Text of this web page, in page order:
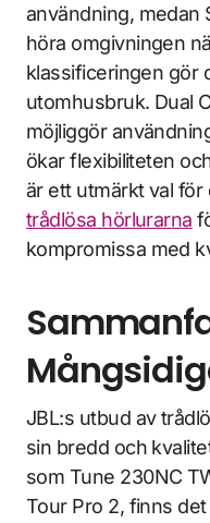
användning, medan
höra omgivningen
klassificeringen gör
utomhusbruk. Dual
möjliggör
ökar flexibiliteten
är ett utmärkt val
trådlösa hörlurarna
kompromissa med
JBL:s utbud av
sin bredd och
som Tune 230NC
Tour Pro 2, finns